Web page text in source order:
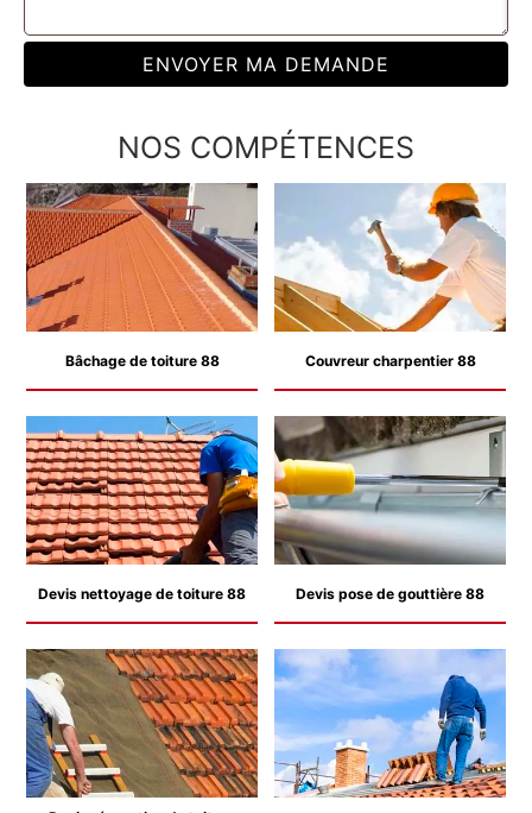
NOS COMPÉTENCES
Bâchage de toiture 88 Couvreur charpentier 88
Devis nettoyage de toiture 88 Devis pose de gouttière 88